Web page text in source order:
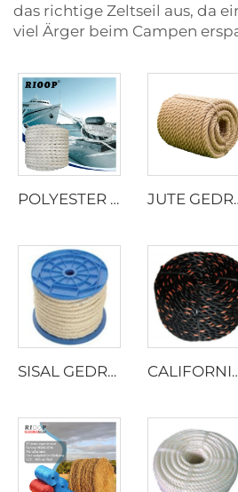
das richtige Zeltseil aus, da
viel Ärger beim Campen
POLYESTER 8-STRANG TAUWERK JUTE
SISAL GEDREHTES SEIL